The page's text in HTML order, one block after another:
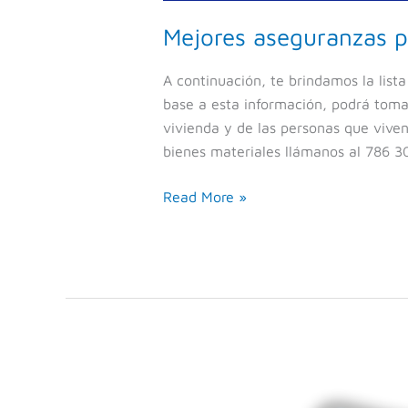
Mejores aseguranzas
A continuación, te brindamos la
base a esta información, podrá
vivienda y de las personas que
bienes materiales llámanos al 786
Read More »